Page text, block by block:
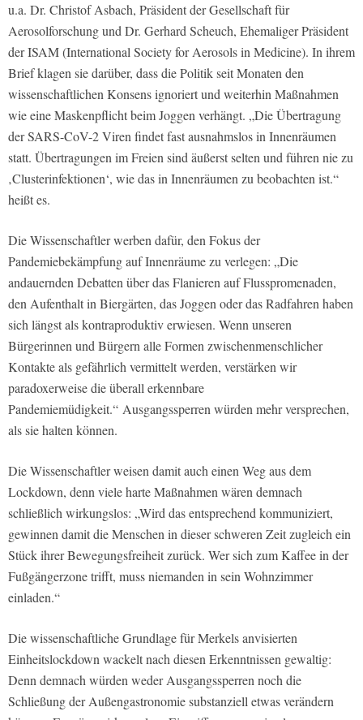
u.a. Dr. Christof Asbach, Präsident der Gesellschaft für
Aerosolforschung und Dr. Gerhard Scheuch, Ehemaliger Präsident
der ISAM (International Society for Aerosols in Medicine). In ihrem
Brief klagen sie darüber, dass die Politik seit Monaten den
wissenschaftlichen Konsens ignoriert und weiterhin Maßnahmen
wie eine Maskenpflicht beim Joggen verhängt. „Die Übertragung
der SARS-CoV-2 Viren findet fast ausnahmslos in Innenräumen
statt. Übertragungen im Freien sind äußerst selten und führen nie zu
‚Clusterinfektionen‘, wie das in Innenräumen zu beobachten ist.“
heißt es.
Die Wissenschaftler werben dafür, den Fokus der
Pandemiebekämpfung auf Innenräume zu verlegen: „Die
andauernden Debatten über das Flanieren auf Flusspromenaden,
den Aufenthalt in Biergärten, das Joggen oder das Radfahren haben
sich längst als kontraproduktiv erwiesen. Wenn unseren
Bürgerinnen und Bürgern alle Formen zwischenmenschlicher
Kontakte als gefährlich vermittelt werden, verstärken wir
paradoxerweise die überall erkennbare
Pandemiemüdigkeit.“ Ausgangssperren würden mehr versprechen,
als sie halten können.
Die Wissenschaftler weisen damit auch einen Weg aus dem
Lockdown, denn viele harte Maßnahmen wären demnach
schließlich wirkungslos: „Wird das entsprechend kommuniziert,
gewinnen damit die Menschen in dieser schweren Zeit zugleich ein
Stück ihrer Bewegungsfreiheit zurück. Wer sich zum Kaffee in der
Fußgängerzone trifft, muss niemanden in sein Wohnzimmer
einladen.“
Die wissenschaftliche Grundlage für Merkels anvisierten
Einheitslockdown wackelt nach diesen Erkenntnissen gewaltig:
Denn demnach würden weder Ausgangssperren noch die
Schließung der Außengastronomie substanziell etwas verändern